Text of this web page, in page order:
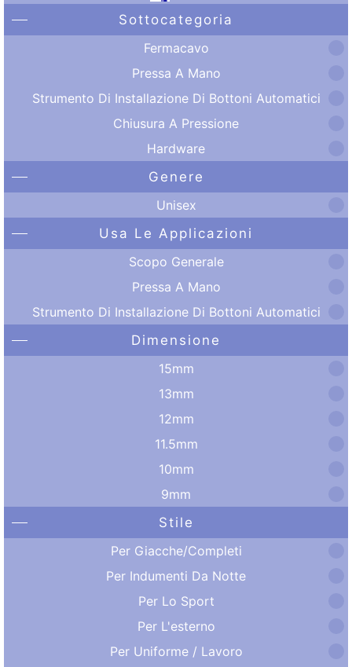
Sottocategoria
Fermacavo
Pressa A Mano
Strumento Di Installazione Di Bottoni Automatici
Chiusura A Pressione
Hardware
Genere
Unisex
Usa Le Applicazioni
Scopo Generale
Pressa A Mano
Strumento Di Installazione Di Bottoni Automatici
Dimensione
15mm
13mm
12mm
11.5mm
10mm
9mm
Stile
Per Giacche/Completi
Per Indumenti Da Notte
Per Lo Sport
Per L'esterno
Per Uniforme / Lavoro